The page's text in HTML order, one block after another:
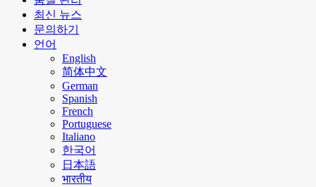
최신 뉴스
문의하기
언어
English
简体中文
German
Spanish
French
Portuguese
Italiano
한국어
日本語
भारतीय